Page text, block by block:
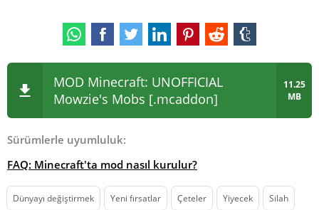
MOD Minecraft: UNOFFICIAL
Mowzie's Mobs [.mcaddon]
11.25
MB
Sürümlerle uyumluluk:
FAQ: Minecraft'ta mod nasıl kurulur?
Dünyayı değiştirmek Yeni fırsatlar Çeteler Yiyecek Silah